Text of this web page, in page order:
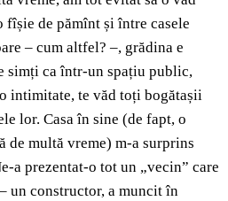
fîșie de pămînt și între casele
– cum altfel? –, grădina e
simți ca într-un spațiu public,
intimitate, te văd toți bogătașii
lor. Casa în sine (de fapt, o
de multă vreme) m-a surprins
a prezentat-o tot un „vecin” care
un constructor, a muncit în